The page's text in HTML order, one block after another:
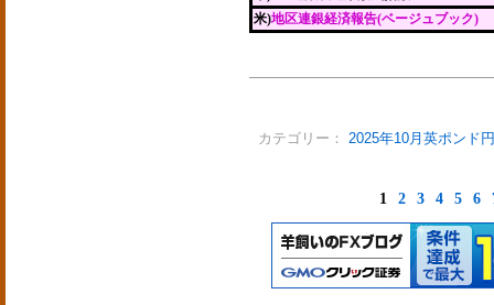
米)地区連銀経済報告(ベージュブック)
カテゴリー： 2025年10月英ポンド円
1 2 3 4 5 6